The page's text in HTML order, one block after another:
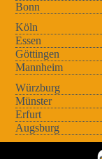
Bonn
Köln
Essen
Göttingen
Mannheim
Würzburg
Münster
Erfurt
Augsburg